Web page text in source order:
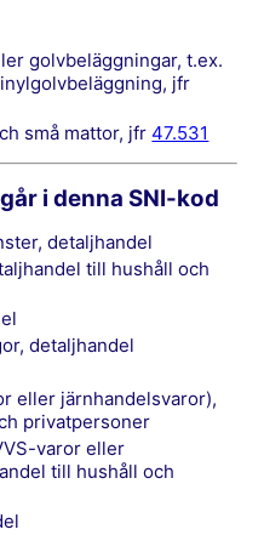
jfr
små mattor, jfr47.531
i denna SNI-kod
detaljhandel
detaljhandel
privatpersoner
till hushåll och